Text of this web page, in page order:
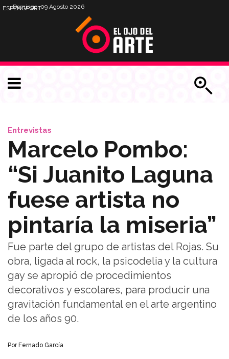
Domingo, 09 Agosto 2026
ESPENGPORT
Entrevistas
Marcelo Pombo:
“Si Juanito Laguna
fuese artista no
pintaría la miseria”
Fue parte del grupo de artistas del Rojas. Su
obra, ligada al rock, la psicodelia y la cultura
gay se apropió de procedimientos
decorativos y escolares, para producir una
gravitación fundamental en el arte argentino
de los años 90.
Por Fernado García